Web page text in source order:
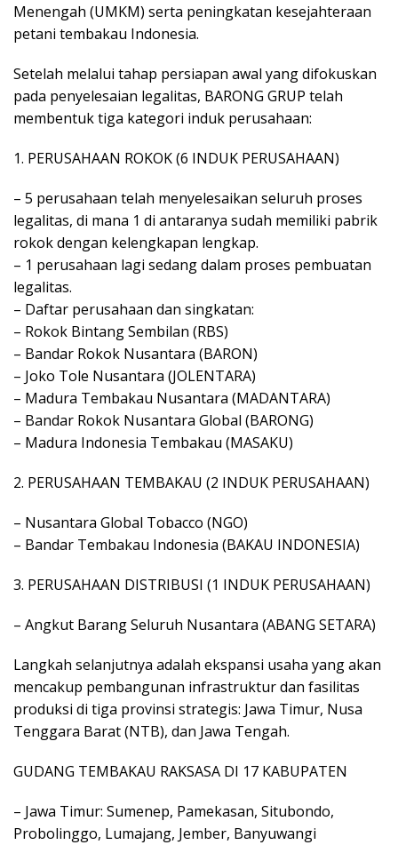
Menengah (UMKM) serta peningkatan kesejahteraan
petani tembakau Indonesia.
Setelah melalui tahap persiapan awal yang difokuskan
pada penyelesaian legalitas, BARONG GRUP telah
membentuk tiga kategori induk perusahaan:
1. PERUSAHAAN ROKOK (6 INDUK PERUSAHAAN)
– 5 perusahaan telah menyelesaikan seluruh proses
legalitas, di mana 1 di antaranya sudah memiliki pabrik
rokok dengan kelengkapan lengkap.
– 1 perusahaan lagi sedang dalam proses pembuatan
legalitas.
– Daftar perusahaan dan singkatan:
– Rokok Bintang Sembilan (RBS)
– Bandar Rokok Nusantara (BARON)
– Joko Tole Nusantara (JOLENTARA)
– Madura Tembakau Nusantara (MADANTARA)
– Bandar Rokok Nusantara Global (BARONG)
– Madura Indonesia Tembakau (MASAKU)
2. PERUSAHAAN TEMBAKAU (2 INDUK PERUSAHAAN)
– Nusantara Global Tobacco (NGO)
– Bandar Tembakau Indonesia (BAKAU INDONESIA)
3. PERUSAHAAN DISTRIBUSI (1 INDUK PERUSAHAAN)
– Angkut Barang Seluruh Nusantara (ABANG SETARA)
Langkah selanjutnya adalah ekspansi usaha yang akan
mencakup pembangunan infrastruktur dan fasilitas
produksi di tiga provinsi strategis: Jawa Timur, Nusa
Tenggara Barat (NTB), dan Jawa Tengah.
GUDANG TEMBAKAU RAKSASA DI 17 KABUPATEN
– Jawa Timur: Sumenep, Pamekasan, Situbondo,
Probolinggo, Lumajang, Jember, Banyuwangi